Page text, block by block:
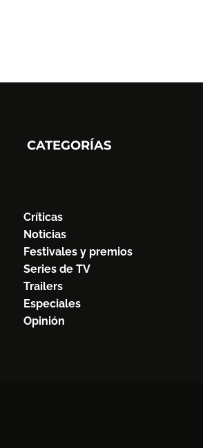
CATEGORÍAS
Críticas
Noticias
Festivales y premios
Series de TV
Trailers
Especiales
Opinión